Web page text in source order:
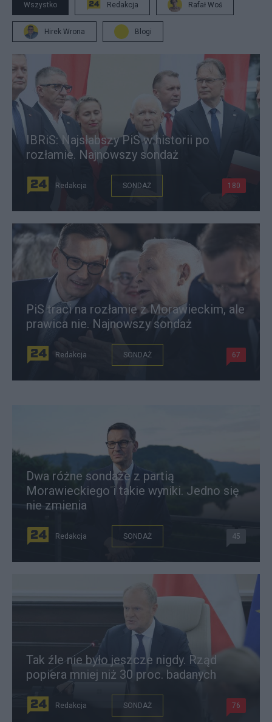
Wszystko Redakcja Rafał Woś
Hirek Wrona Blogi
IBRiS: Najsłabszy PiS w historii po
rozłamie. Najnowszy sondaż
Redakcja SONDAŻ 180
PiS traci na rozłamie z Morawieckim, ale
prawica nie. Najnowszy sondaż
Redakcja SONDAŻ 67
Dwa różne sondaże z partią
Morawieckiego i takie wyniki. Jedno się
nie zmienia
Redakcja SONDAŻ 45
Tak źle nie było jeszcze nigdy. Rząd
popiera mniej niż 30 proc. badanych
Redakcja SONDAŻ 76